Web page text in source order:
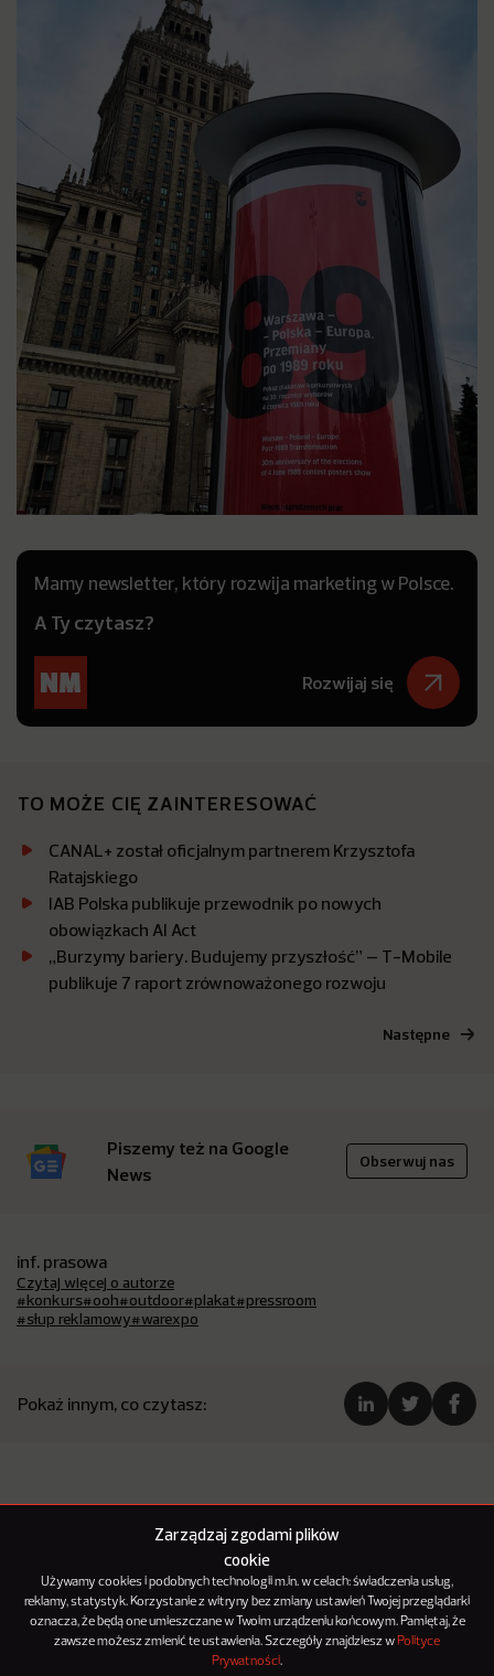
Zarządzaj zgodami plików
cookie
Używamy cookies i podobnych technologii m.in. w celach: świadczenia usług,
reklamy, statystyk. Korzystanie z witryny bez zmiany ustawień Twojej przeglądarki
oznacza, że będą one umieszczane w Twoim urządzeniu końcowym. Pamiętaj, że
zawsze możesz zmienić te ustawienia. Szczegóły znajdziesz w Polityce
Prywatności.
Mamy newsletter, który rozwija marketing w Polsce.
A Ty czytasz?
Rozwijaj się
TO MOŻE CIĘ ZAINTERESOWAĆ
CANAL+ został oficjalnym partnerem Krzysztofa
Ratajskiego
IAB Polska publikuje przewodnik po nowych
obowiązkach AI Act
„Burzymy bariery. Budujemy przyszłość” – T-Mobile
publikuje 7 raport zrównoważonego rozwoju
Następne
Piszemy też na Google
News
Obserwuj nas
inf. prasowa
Czytaj więcej o autorze
#konkurs#ooh#outdoor#plakat#pressroom
#słup reklamowy#warexpo
Pokaż innym, co czytasz: